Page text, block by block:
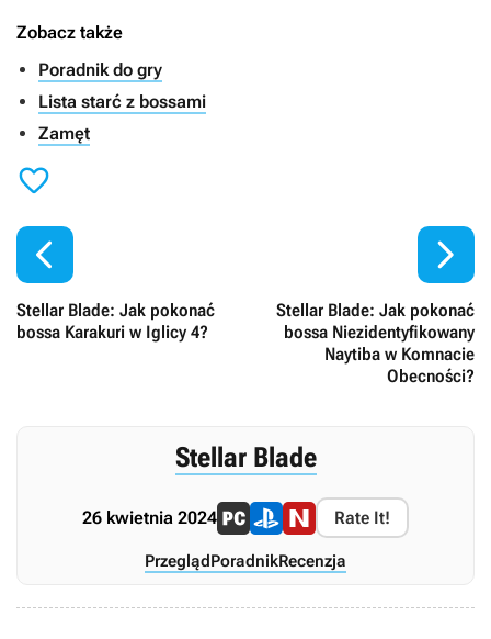
Zobacz także
Poradnik do gry
Lista starć z bossami
Zamęt


Stellar Blade: Jak pokonać
bossa Karakuri w Iglicy 4?
Stellar Blade: Jak pokonać
bossa Niezidentyfikowany
Naytiba w Komnacie
Obecności?

Stellar Blade
26 kwietnia 2024 Rate It!
PrzeglądPoradnikRecenzja